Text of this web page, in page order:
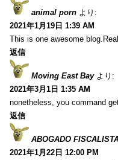
animal porn より:
2021年1月19日 1:39 AM
This is one awesome
返信
Moving East Bay より:
2021年3月1日 1:35 AM
nonetheless, you command
返信
ABOGADO
2021年1月22日 12:00 PM